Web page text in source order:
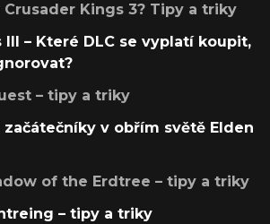
Kings 3? Tipy a triky
III – Které DLC se vyplatí koupit,
– tipy a triky
v obřím světě Elden
of the Erdtree – tipy a triky
– tipy a triky